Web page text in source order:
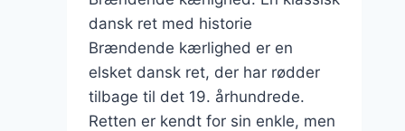
dansk ret med historie
Brændende kærlighed er en
elsket dansk ret, der har rødder
tilbage til det 19. århundrede.
Retten er kendt for sin enkle, men